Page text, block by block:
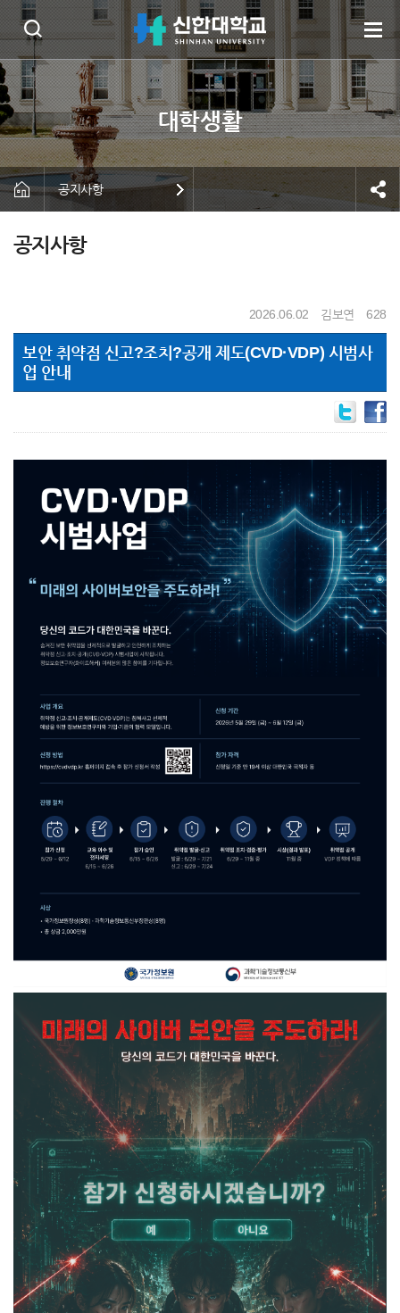
공지사항
공지사항
2026.06.02 김보연 628
보안 취약점 신고?조치?공개 제도(CVD·VDP) 시범사
업 안내